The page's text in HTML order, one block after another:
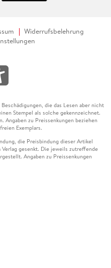
Widerrufsbelehrung
die das Lesen aber nicht
Stempel als solche gekennzeichnet.
Angaben zu Preissenkungen beziehen
Exemplars.
die Preisbindung dieser Artikel
gesenkt. Die jeweils zutreffende
Angaben zu Preissenkungen